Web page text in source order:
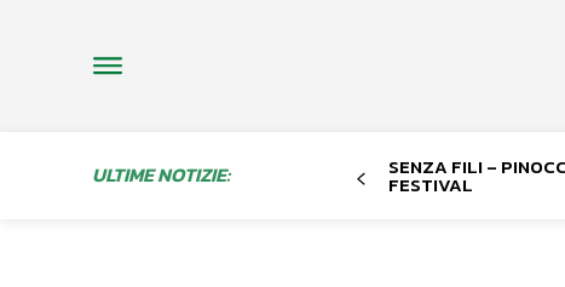
ULTIME NOTIZIE: SENZA FILI –
FESTIVAL